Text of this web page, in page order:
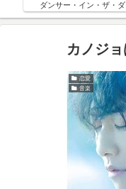
ダンサー・イン・ザ・ダ
カノジ
恋愛
音楽